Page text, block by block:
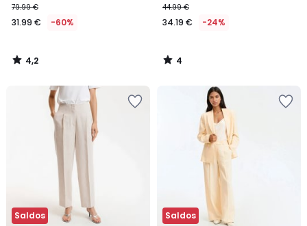
79.99 €
31.99 € -60%
4,2
/
44.99 €
34.19 € -24%
4
/
Saldos Saldos